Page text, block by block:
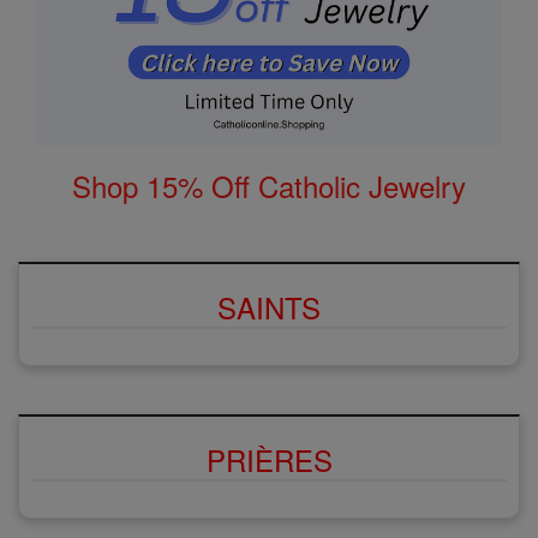
Shop 15% Off Catholic Jewelry
SAINTS
PRIÈRES